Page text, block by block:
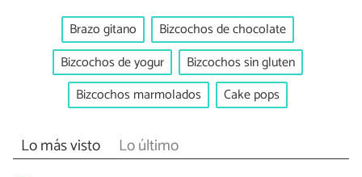
Brazo gitano
Bizcochos de chocolate
Bizcochos de yogur
Bizcochos sin gluten
Bizcochos marmolados
Cake pops
Lo más visto Lo último